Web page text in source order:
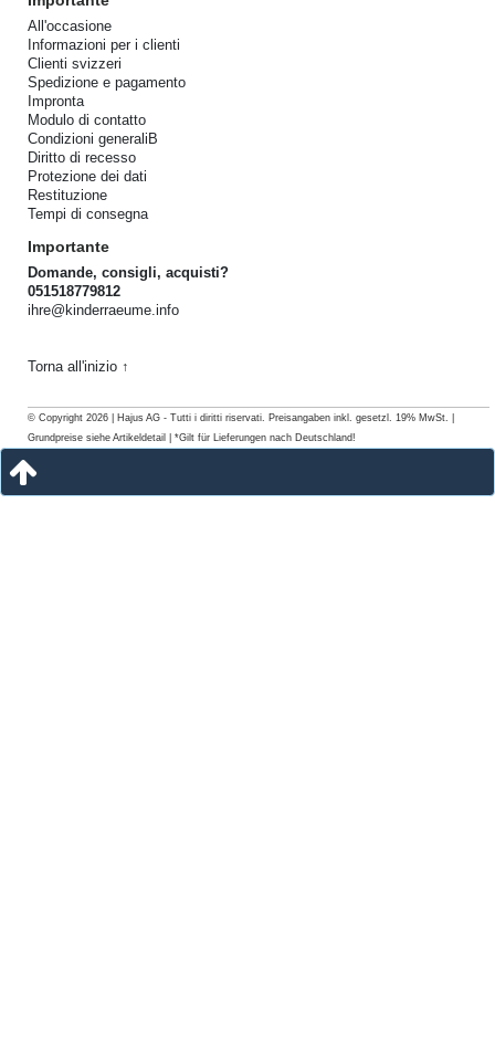
All'occasione
Informazioni per i clienti
Clienti svizzeri
Spedizione e pagamento
Impronta
Modulo di contatto
Condizioni generaliB
Diritto di recesso
Protezione dei dati
Restituzione
Tempi di consegna
Importante
Domande, consigli, acquisti?
051518779812
ihre@kinderraeume.info
Torna all'inizio ↑
© Copyright 2026 | Hajus AG - Tutti i diritti riservati. Preisangaben inkl. gesetzl. 19% MwSt. |
Grundpreise siehe Artikeldetail | *Gilt für Lieferungen nach Deutschland!